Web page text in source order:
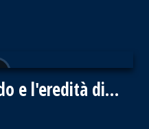
disabilità. Ospite
e l'eredità di